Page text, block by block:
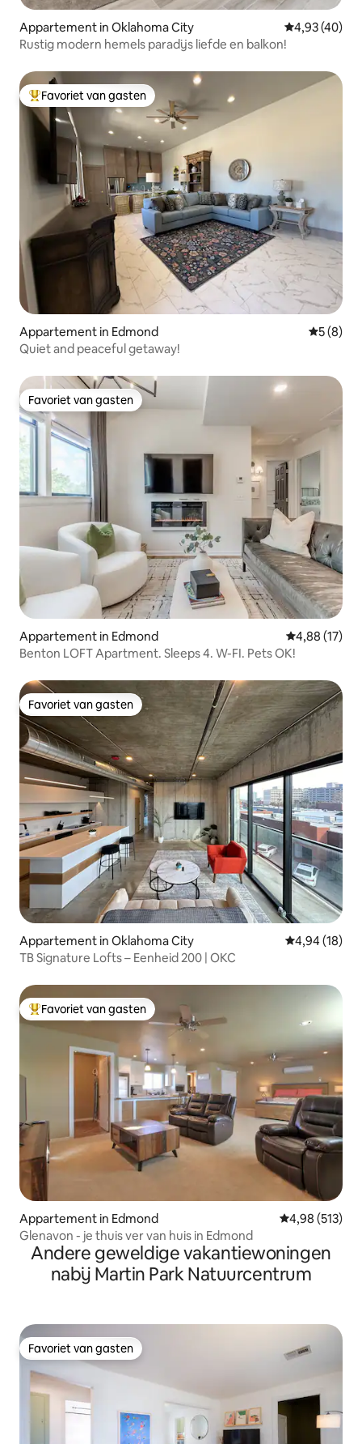
Appartement in Oklahoma City Gemiddelde
4,93 (40)
Rustig modern hemels paradijs liefde en balkon!
Topfavoriet van gasten
Favoriet van gasten
Appartement in Edmond
5 (8)
Quiet and peaceful getaway!
Favoriet van gasten
Favoriet van gasten
Appartement in Edmond Gemiddelde
4,88 (17)
Benton LOFT Apartment. Sleeps 4. W-FI. Pets OK!
Favoriet van gasten
Favoriet van gasten
Appartement in Oklahoma City Gemiddelde
4,94 (18)
TB Signature Lofts – Eenheid 200 | OKC
Topfavoriet van gasten
Favoriet van gasten
Appartement in Edmond Gemiddelde
4,98 (513)
Glenavon - je thuis ver van huis in Edmond
Andere geweldige vakantiewoningen
nabij Martin Park Natuurcentrum
Favoriet van gasten
Favoriet van gasten